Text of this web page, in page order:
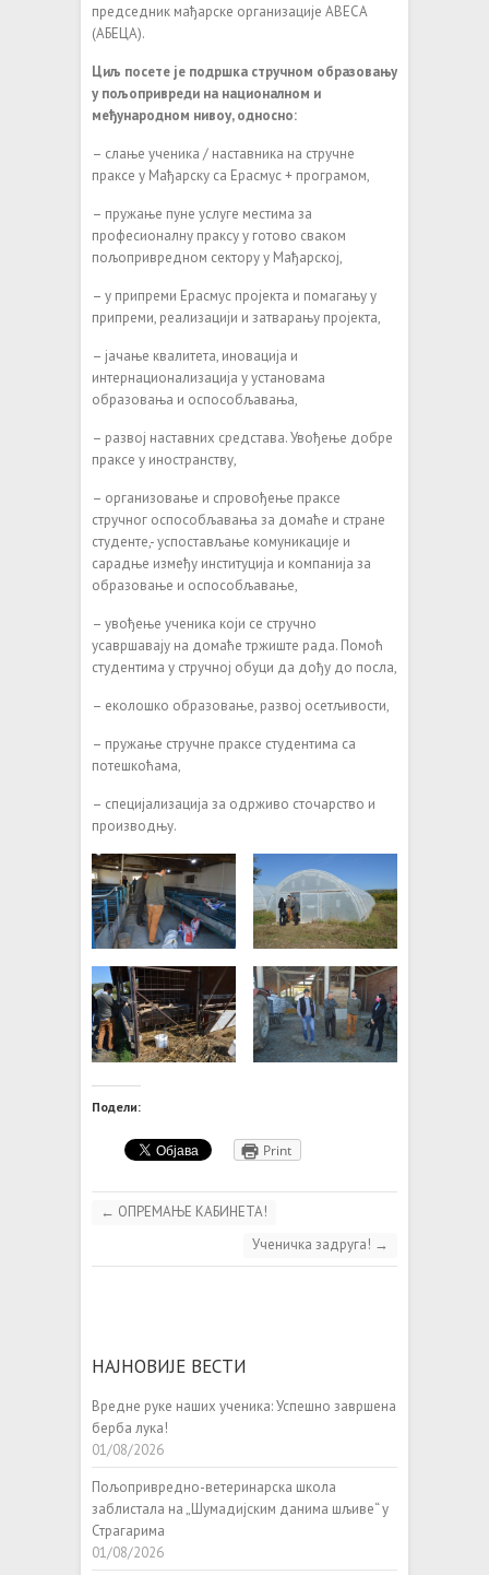
председник мађарске организације АВЕСА
(АБЕЦА).
Циљ посете је подршка стручном образовању
у пољопривреди на националном и
међународном нивоу, односно:
– слање ученика / наставника на стручне
праксе у Мађарску са Ерасмус + програмом,
– пружање пуне услуге местима за
професионалну праксу у готово сваком
пољопривредном сектору у Мађарској,
– у припреми Ерасмус пројекта и помагању у
припреми, реализацији и затварању пројекта,
– јачање квалитета, иновација и
интернационализација у установама
образовања и оспособљавања,
– развој наставних средстава. Увођење добре
праксе у иностранству,
– организовање и спровођење праксе
стручног оспособљавања за домаће и стране
студенте,- успостављање комуникације и
сарадње између институција и компанија за
образовање и оспособљавање,
– увођење ученика који се стручно
усавршавају на домаће тржиште рада. Помоћ
студентима у стручној обуци да дођу до посла,
– еколошко образовање, развој осетљивости,
– пружање стручне праксе студентима са
потешкоћама,
– специјализација за одрживо сточарство и
производњу.
Подели:
Print
← ОПРЕМАЊЕ КАБИНЕТА!
Ученичка задруга! →
НАЈНОВИЈЕ ВЕСТИ
Вредне руке наших ученика: Успешно завршена
берба лука!
01/08/2026
Пољопривредно-ветеринарска школа
заблистала на „Шумадијским данима шљиве“ у
Страгарима
01/08/2026